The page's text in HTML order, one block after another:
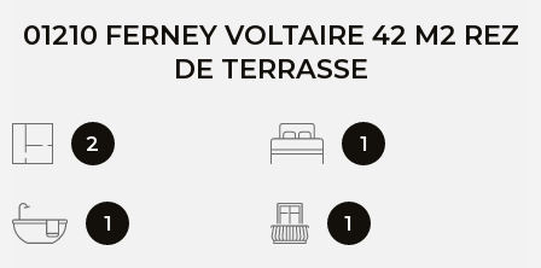
01210 FERNEY VOLTAIRE 42 M2 REZ
DE TERRASSE
2 1
1 1